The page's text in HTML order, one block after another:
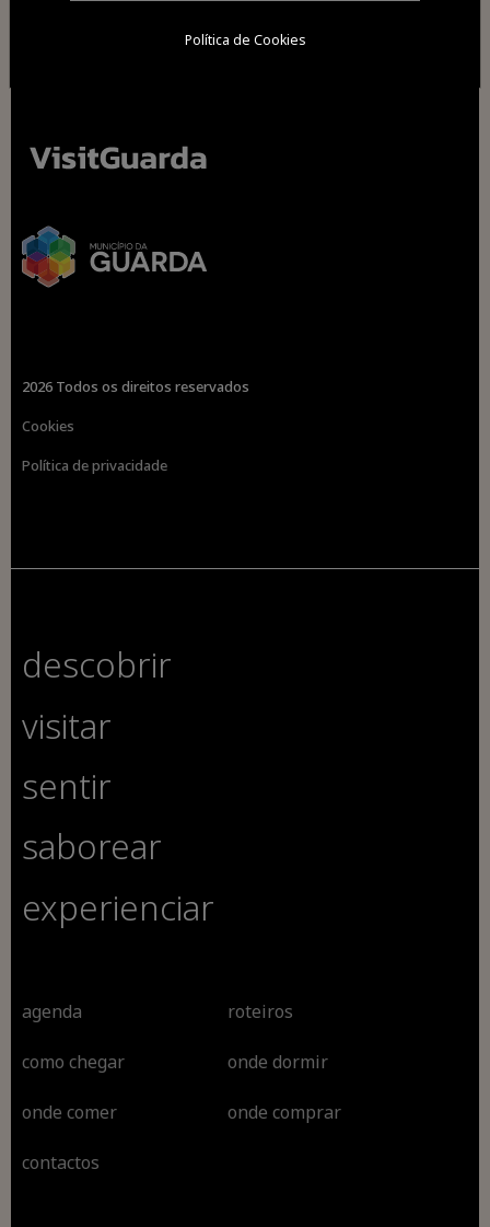
2026 Todos os direitos reservados
Cookies
Política de privacidade
descobrir
visitar
sentir
saborear
experienciar
agenda roteiros
como chegar onde dormir
onde comer onde comprar
contactos
Política de Cookies